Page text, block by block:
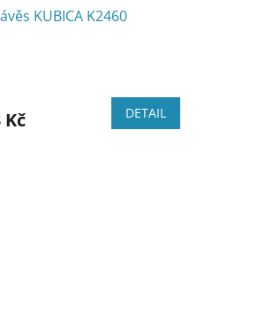
KUBICA K2460
Kč DETAIL